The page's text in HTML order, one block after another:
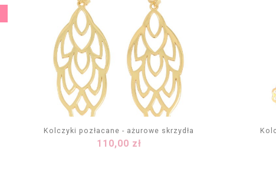
Kolczyki pozłacane - ażurowe skrzydła
Cena
110,00 zł
DODAJ DO KOSZYKA